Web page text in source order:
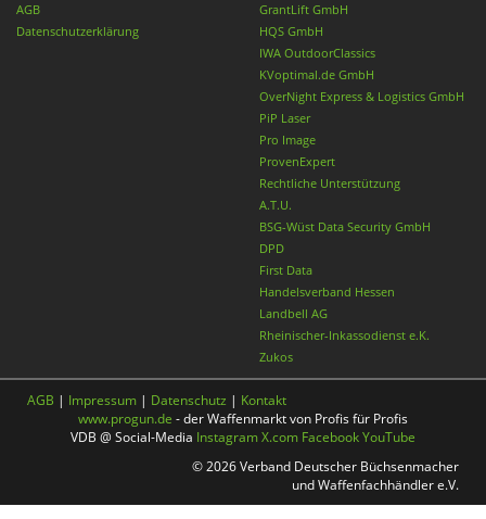
AGB
Datenschutzerklärung
GrantLift GmbH
HQS GmbH
IWA OutdoorClassics
KVoptimal.de GmbH
OverNight Express & Logistics GmbH
PiP Laser
Pro Image
ProvenExpert
Rechtliche Unterstützung
A.T.U.
BSG-Wüst Data Security GmbH
DPD
First Data
Handelsverband Hessen
Landbell AG
Rheinischer-Inkassodienst e.K.
Zukos
AGB | Impressum | Datenschutz | Kontakt
www.progun.de - der Waffenmarkt von Profis für Profis
VDB @ Social-Media InstagramX.com FacebookYouTube
© 2026 Verband Deutscher Büchsenmacher
und Waffenfachhändler e.V.